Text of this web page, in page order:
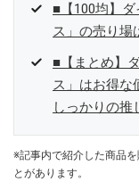
■【100均】
ス」の売り場
■【まとめ】
ス」はお得な
しっかりの推
※記事内で紹介した商品
とがあります。